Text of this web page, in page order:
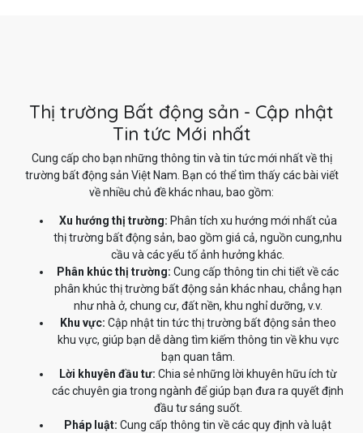
Thị trường Bất động sản - Cập nhật
Tin tức Mới nhất
Cung cấp cho bạn những thông tin và tin tức mới nhất về thị
trường bất động sản Việt Nam. Bạn có thể tìm thấy các bài viết
về nhiều chủ đề khác nhau, bao gồm:
Xu hướng thị trường: Phân tích xu hướng mới nhất của
thị trường bất động sản, bao gồm giá cả, nguồn cung,nhu
cầu và các yếu tố ảnh hưởng khác.
Phân khúc thị trường: Cung cấp thông tin chi tiết về các
phân khúc thị trường bất động sản khác nhau, chẳng hạn
như nhà ở, chung cư, đất nền, khu nghỉ dưỡng, v.v.
Khu vực: Cập nhật tin tức thị trường bất động sản theo
khu vực, giúp bạn dễ dàng tìm kiếm thông tin về khu vực
bạn quan tâm.
Lời khuyên đầu tư: Chia sẻ những lời khuyên hữu ích từ
các chuyên gia trong ngành để giúp bạn đưa ra quyết định
đầu tư sáng suốt.
Pháp luật: Cung cấp thông tin về các quy định và luật